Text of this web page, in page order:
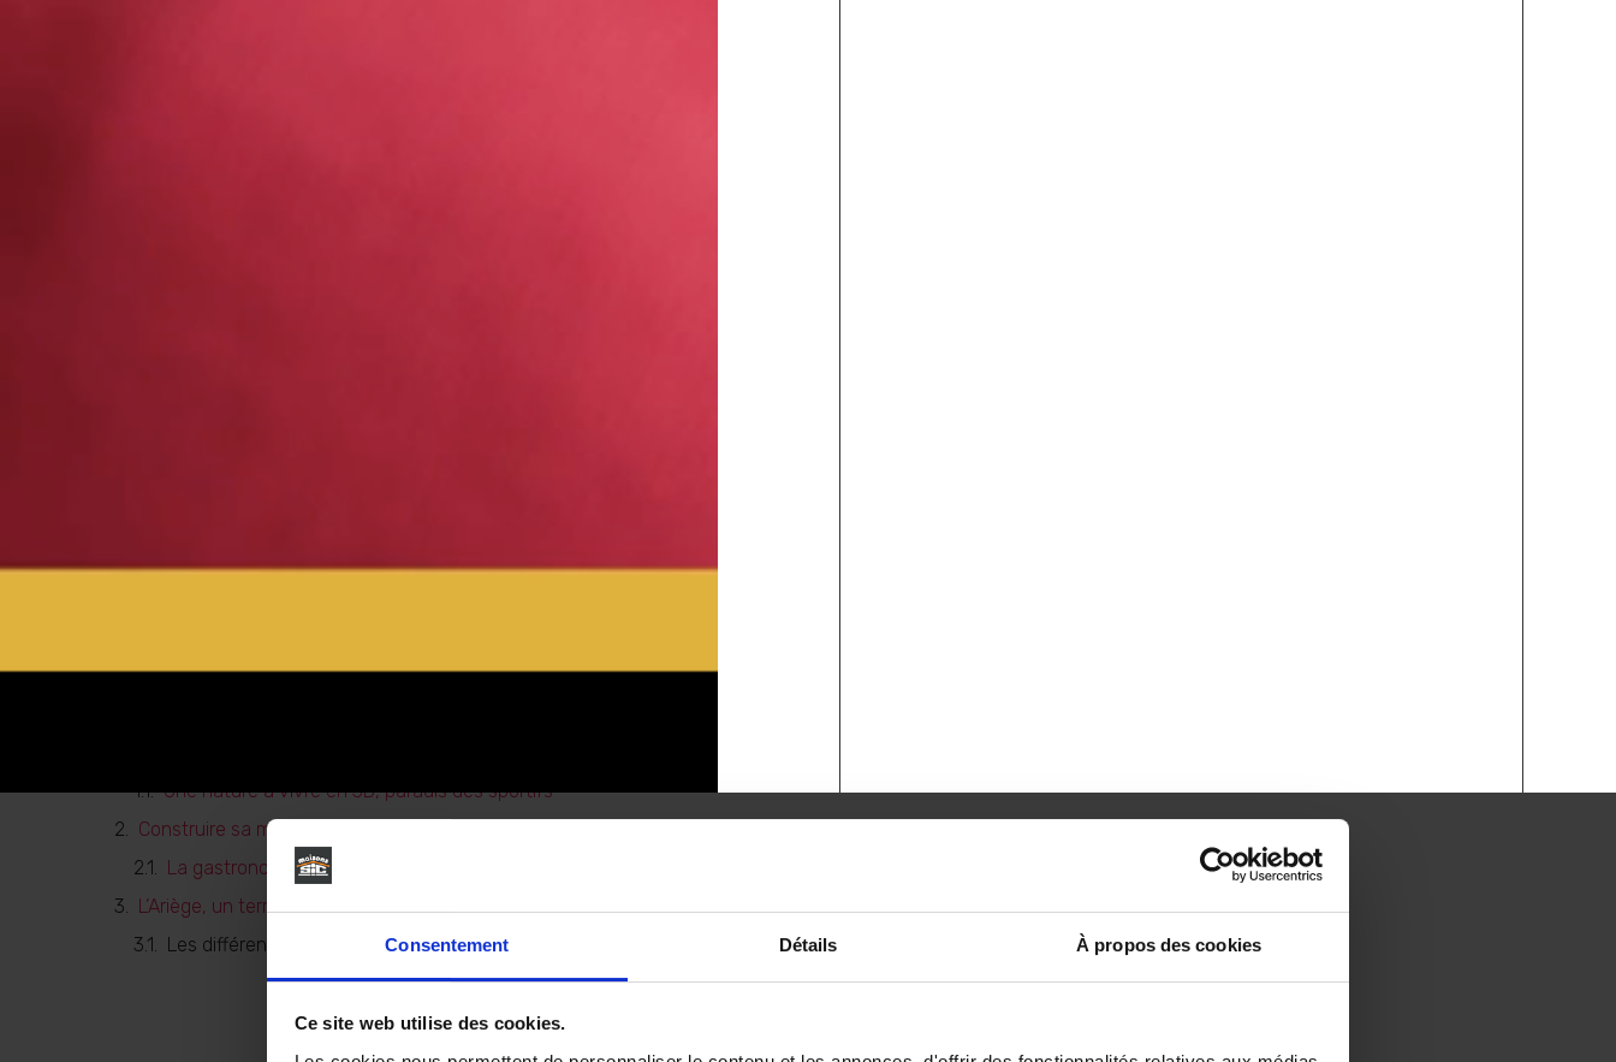
Consentement Détails À propos des cookies
Ce site web utilise des cookies.
Table des matières
Une nature à vivre en 3D, paradis des sportifs
Construire sa maison au sein du terroir authentique de l’Ariège
La gastronomie : une belle force de l’Ariège
L’Ariège, un territoire économique en plein essor, idéal pour faire construire sa maison
Les différentes territoires économiques dynamiques de l’Ariège